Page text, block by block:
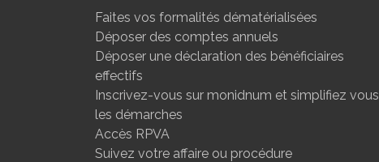
Faites vos formalités dématérialisées
Déposer des comptes annuels
Déposer une déclaration des bénéficiaires
effectifs
Inscrivez-vous sur monidnum et simplifiez vous
les démarches
Accès RPVA
Suivez votre affaire ou procédure